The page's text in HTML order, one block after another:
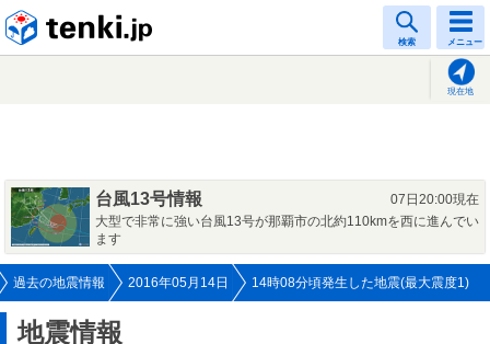
検索 メニュー
現在地
台風13号情報
07日20:00現在
大型で非常に強い台風13号が那覇市の北約110kmを西に進んでい
ます
過去の地震情報 2016年05月14日 14時08分頃発生した地震(最大震度1)
地震情報